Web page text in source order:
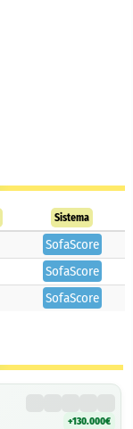
Sistema
SofaScore
SofaScore
SofaScore
+130.000€